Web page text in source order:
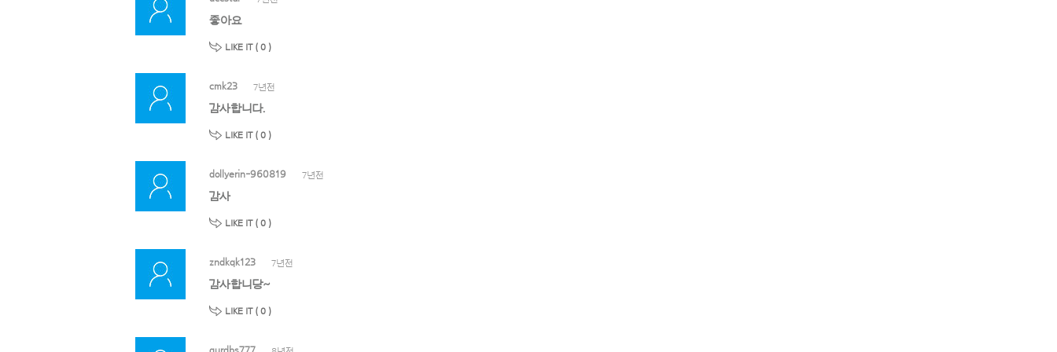
좋아요
LIKE IT ( 0 )
cmk23 7년전
감사합니다.
LIKE IT ( 0 )
dollyerin-960819 7년전
감사
LIKE IT ( 0 )
zndkqk123 7년전
감사합니당~
LIKE IT ( 0 )
gurdbs777